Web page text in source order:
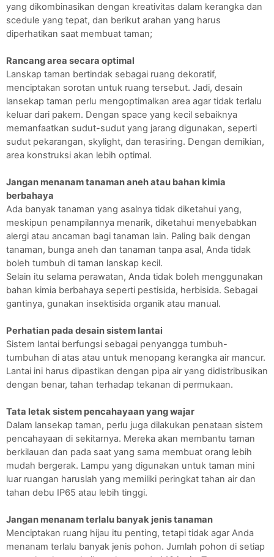
yang dikombinasikan dengan kreativitas dalam kerangka dan
scedule yang tepat, dan berikut arahan yang harus
diperhatikan saat membuat taman;
Rancang area secara optimal
Lanskap taman bertindak sebagai ruang dekoratif,
menciptakan sorotan untuk ruang tersebut. Jadi, desain
lansekap taman perlu mengoptimalkan area agar tidak terlalu
keluar dari pakem. Dengan space yang kecil sebaiknya
memanfaatkan sudut-sudut yang jarang digunakan, seperti
sudut pekarangan, skylight, dan terasiring. Dengan demikian,
area konstruksi akan lebih optimal.
Jangan menanam tanaman aneh atau bahan kimia
berbahaya
Ada banyak tanaman yang asalnya tidak diketahui yang,
meskipun penampilannya menarik, diketahui menyebabkan
alergi atau ancaman bagi tanaman lain. Paling baik dengan
tanaman, bunga aneh dan tanaman tanpa asal, Anda tidak
boleh tumbuh di taman lanskap kecil.
Selain itu selama perawatan, Anda tidak boleh menggunakan
bahan kimia berbahaya seperti pestisida, herbisida. Sebagai
gantinya, gunakan insektisida organik atau manual.
Perhatian pada desain sistem lantai
Sistem lantai berfungsi sebagai penyangga tumbuh-
tumbuhan di atas atau untuk menopang kerangka air mancur.
Lantai ini harus dipastikan dengan pipa air yang didistribusikan
dengan benar, tahan terhadap tekanan di permukaan.
Tata letak sistem pencahayaan yang wajar
Dalam lansekap taman, perlu juga dilakukan penataan sistem
pencahayaan di sekitarnya. Mereka akan membantu taman
berkilauan dan pada saat yang sama membuat orang lebih
mudah bergerak. Lampu yang digunakan untuk taman mini
luar ruangan haruslah yang memiliki peringkat tahan air dan
tahan debu IP65 atau lebih tinggi.
Jangan menanam terlalu banyak jenis tanaman
Menciptakan ruang hijau itu penting, tetapi tidak agar Anda
menanam terlalu banyak jenis pohon. Jumlah pohon di setiap